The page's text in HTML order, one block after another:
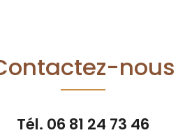
nous
Tél. 06 81 24 73 46